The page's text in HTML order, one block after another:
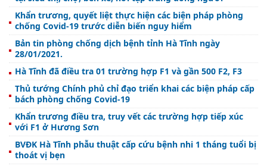
Khẩn trương, quyết liệt thực hiện các biện pháp phòng
chống Covid-19 trước diễn biến nguy hiểm
Bản tin phòng chống dịch bệnh tỉnh Hà Tĩnh ngày
28/01/2021.
Hà Tĩnh đã điều tra 01 trường hợp F1 và gần 500 F2, F3
Thủ tướng Chính phủ chỉ đạo triển khai các biện pháp cấp
bách phòng chống Covid-19
Khẩn trương điều tra, truy vết các trường hợp tiếp xúc
với F1 ở Hương Sơn
BVĐK Hà Tĩnh phẫu thuật cấp cứu bệnh nhi 1 tháng tuổi bị
thoát vị bẹn